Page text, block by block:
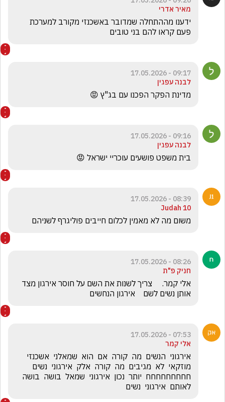
מאיר אדרי
פעם קראו להם בני טובים
09:17 - 17.05.2026
לבנה עפגין
מדינת הפקר הפכנו עם בג"ץ 😡
09:16 - 17.05.2026
לבנה עפגין
בית משפט פושעים עוכריי ישראל 😡
08:39 - 17.05.2026
Judah 10
משום מה לא מאמין לכלום חייבים פוליגרף לשניהם
08:26 - 17.05.2026
חניק פ"ת
אותן נשים לשם    אירגון הנחשים
07:53 - 17.05.2026
אלי קמר
לאותם  אירגוני  נשים